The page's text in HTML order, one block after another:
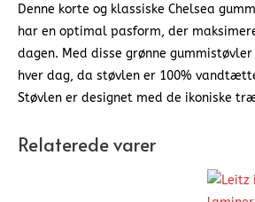
Denne korte og klassiske Chelsea
har en optimal pasform, der
dagen. Med disse grønne
hver dag, da støvlen er 100%
Støvlen er designet med de ikoniske
Relaterede varer